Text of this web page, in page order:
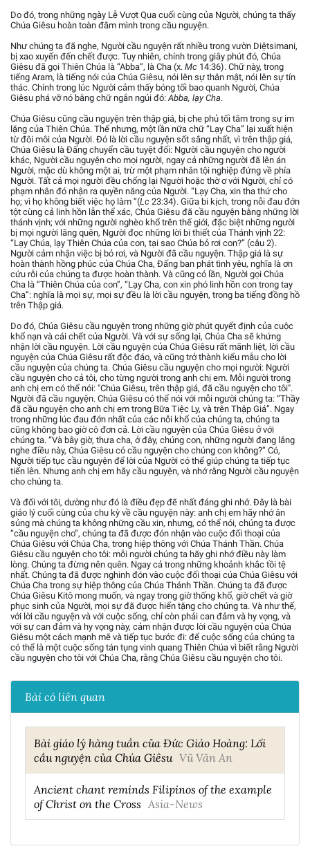
Do đó, trong những ngày Lễ Vượt Qua cuối cùng của Người, chúng ta thấy
Chúa Giêsu hoàn toàn đắm mình trong cầu nguyện.
Như chúng ta đã nghe, Người cầu nguyện rất nhiều trong vườn Diệtsimani,
bị xao xuyến đến chết được. Tuy nhiên, chính trong giây phút đó, Chúa
Giêsu đã gọi Thiên Chúa là “Abba”, là Cha (x. Mc 14:36). Chữ này, trong
tiếng Aram, là tiếng nói của Chúa Giêsu, nói lên sự thân mật, nói lên sự tín
thác. Chính trong lúc Người cảm thấy bóng tối bao quanh Người, Chúa
Giêsu phá vỡ nó bằng chữ ngắn ngủi đó: Abba, lạy Cha.
Chúa Giêsu cũng cầu nguyện trên thập giá, bị che phủ tối tăm trong sự im
lặng của Thiên Chúa. Thế nhưng, một lần nữa chữ “Lạy Cha” lại xuất hiện
từ đôi môi của Người. Đó là lời cầu nguyện sốt sắng nhất, vì trên thập giá,
Chúa Giêsu là Đấng chuyển cầu tuyệt đối: Người cầu nguyện cho người
khác, Người cầu nguyện cho mọi người, ngay cả những người đã lên án
Người, mặc dù không một ai, trừ một phạm nhân tội nghiệp đứng về phía
Người. Tất cả mọi người đều chống lại Người hoặc thờ ơ với Người, chỉ có
phạm nhân đó nhận ra quyền năng của Người. “Lạy Cha, xin tha thứ cho
họ; vì họ không biết việc họ làm ”(Lc 23:34). Giữa bi kịch, trong nỗi đau đớn
tột cùng cả linh hồn lẫn thể xác, Chúa Giêsu đã cầu nguyện bằng những lời
thánh vịnh; với những người nghèo khổ trên thế giới, đặc biệt những người
bị mọi người lãng quên, Người đọc những lời bi thiết của Thánh vịnh 22:
“Lạy Chúa, lạy Thiên Chúa của con, tại sao Chúa bỏ rơi con?” (câu 2).
Người cảm nhận việc bị bỏ rơi, và Người đã cầu nguyện. Thập giá là sự
hoàn thành hồng phúc của Chúa Cha, Đấng ban phát tình yêu, nghĩa là ơn
cứu rỗi của chúng ta được hoàn thành. Và cũng có lần, Người gọi Chúa
Cha là “Thiên Chúa của con”, “Lạy Cha, con xin phó linh hồn con trong tay
Cha”: nghĩa là mọi sự, mọi sự đều là lời cầu nguyện, trong ba tiếng đồng hồ
trên Thập giá.
Do đó, Chúa Giêsu cầu nguyện trong những giờ phút quyết định của cuộc
khổ nạn và cái chết của Người. Và với sự sống lại, Chúa Cha sẽ khứng
nhận lời cầu nguyện. Lời cầu nguyện của Chúa Giêsu rất mãnh liệt, lời cầu
nguyện của Chúa Giêsu rất độc đáo, và cũng trở thành kiểu mẫu cho lời
cầu nguyện của chúng ta. Chúa Giêsu cầu nguyện cho mọi người: Người
cầu nguyện cho cả tôi, cho từng người trong anh chị em. Mỗi người trong
anh chị em có thể nói: "Chúa Giêsu, trên thập giá, đã cầu nguyện cho tôi".
Người đã cầu nguyện. Chúa Giêsu có thể nói với mỗi người chúng ta: “Thầy
đã cầu nguyện cho anh chị em trong Bữa Tiệc Ly, và trên Thập Giá”. Ngay
trong những lúc đau đớn nhất của các nỗi khổ của chúng ta, chúng ta
cũng không bao giờ cô đơn cả. Lời cầu nguyện của Chúa Giêsu ở với
chúng ta. “Và bây giờ, thưa cha, ở đây, chúng con, những người đang lắng
nghe điều này, Chúa Giêsu có cầu nguyện cho chúng con không?” Có,
Người tiếp tục cầu nguyện để lời của Người có thể giúp chúng ta tiếp tục
tiến lên. Nhưng anh chị em hãy cầu nguyện, và nhớ rằng Người cầu nguyện
cho chúng ta.
Và đối với tôi, dường như đó là điều đẹp đẽ nhất đáng ghi nhớ. Đây là bài
giáo lý cuối cùng của chu kỳ về cầu nguyện này: anh chị em hãy nhớ ân
sủng mà chúng ta không những cầu xin, nhưng, có thể nói, chúng ta được
“cầu nguyện cho”, chúng ta đã được đón nhận vào cuộc đối thoại của
Chúa Giêsu với Chúa Cha, trong hiệp thông với Chúa Thánh Thần. Chúa
Giêsu cầu nguyện cho tôi: mỗi người chúng ta hãy ghi nhớ điều này làm
lòng. Chúng ta đừng nên quên. Ngay cả trong những khoảnh khắc tồi tệ
nhất. Chúng ta đã được nghinh đón vào cuộc đối thoại của Chúa Giêsu với
Chúa Cha trong sự hiệp thông của Chúa Thánh Thần. Chúng ta đã được
Chúa Giêsu Kitô mong muốn, và ngay trong giờ thống khổ, giờ chết và giờ
phục sinh của Người, mọi sự đã được hiến tặng cho chúng ta. Và như thế,
với lời cầu nguyện và với cuộc sống, chỉ còn phải can đảm và hy vọng, và
với sự can đảm và hy vọng này, cảm nhận được lời cầu nguyện của Chúa
Giêsu một cách mạnh mẽ và tiếp tục bước đi: để cuộc sống của chúng ta
có thể là một cuộc sống tán tụng vinh quang Thiên Chúa vì biết rằng Người
cầu nguyện cho tôi với Chúa Cha, rằng Chúa Giêsu cầu nguyện cho tôi.
Bài có liên quan
Bài giáo lý hàng tuần của Đức Giáo Hoàng: Lối
cầu nguyện của Chúa Giêsu Vũ Văn An
Ancient chant reminds Filipinos of the example
of Christ on the Cross Asia-News